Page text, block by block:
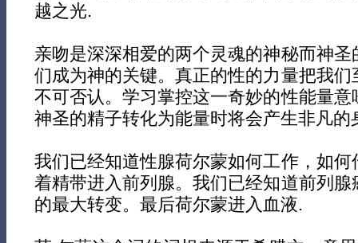
越之光.
亲吻是深深相爱的两个灵魂的神秘而神
们成为神的关键。真正的性的力量把我
不可否认。学习掌控这一奇妙的性能量
神圣的精子转化为能量时将会产生非凡的
我们已经知道性腺荷尔蒙如何工作，如
着精带进入前列腺。我们已经知道前列
的最大转变。最后荷尔蒙进入血液.